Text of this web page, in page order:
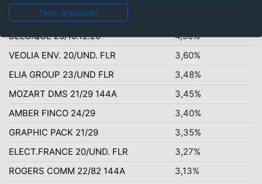
Top-Ten Titel
BELGIQUE 25/10.12.26
4,90%
VEOLIA ENV. 20/UND. FLR
3,60%
ELIA GROUP 23/UND FLR
3,48%
MOZART DMS 21/29 144A
3,45%
AMBER FINCO 24/29
3,40%
GRAPHIC PACK 21/29
3,35%
ELECT.FRANCE 20/UND. FLR
3,27%
ROGERS COMM 22/82 144A
3,13%
Nein, anpassen